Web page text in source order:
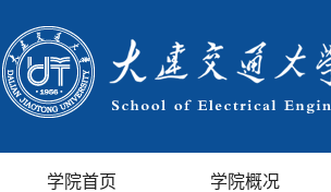
学院首页 学院概况